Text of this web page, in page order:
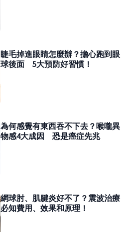
睫毛掉進眼睛怎麼辦？擔心跑到眼
球後面 5大預防好習慣！
為何感覺有東西吞不下去？喉嚨異
物感4大成因 恐是癌症先兆
網球肘、肌腱炎好不了？震波治療
必知費用、效果和原理！